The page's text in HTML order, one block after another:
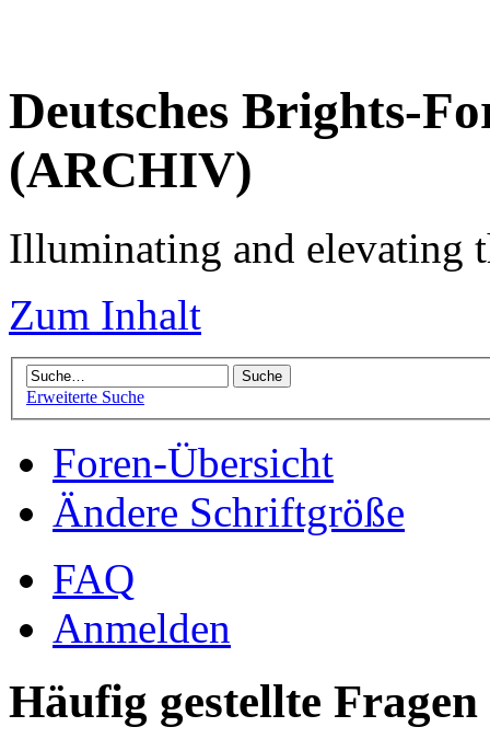
Deutsches Brights-
(ARCHIV)
Illuminating and elevating
Zum Inhalt
Erweiterte Suche
Foren-Übersicht
Ändere Schriftgröße
FAQ
Anmelden
Häufig gestellte Fragen